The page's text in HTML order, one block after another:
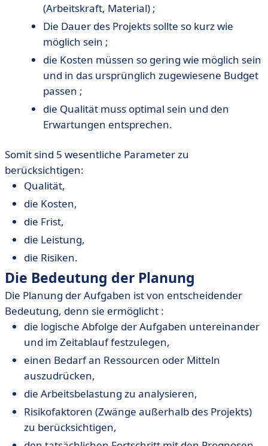
(Arbeitskraft, Material) ;
Die Dauer des Projekts sollte so kurz wie
möglich sein ;
die Kosten müssen so gering wie möglich sein
und in das ursprünglich zugewiesene Budget
passen ;
die Qualität muss optimal sein und den
Erwartungen entsprechen.
Somit sind 5 wesentliche Parameter zu
berücksichtigen:
Qualität,
die Kosten,
die Frist,
die Leistung,
die Risiken.
Die Bedeutung der Planung
Die Planung der Aufgaben ist von entscheidender
Bedeutung, denn sie ermöglicht :
die logische Abfolge der Aufgaben untereinander
und im Zeitablauf festzulegen,
einen Bedarf an Ressourcen oder Mitteln
auszudrücken,
die Arbeitsbelastung zu analysieren,
Risikofaktoren (Zwänge außerhalb des Projekts)
zu berücksichtigen,